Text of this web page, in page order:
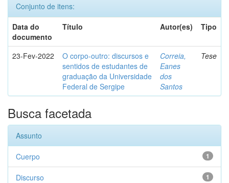
Conjunto de itens:
Data do
documento
Título Autor(es) Tipo
23-Fev-2022
O corpo-outro: discursos e
sentidos de estudantes de
graduação da Universidade
Federal de Sergipe
Correia,
Eanes
dos
Santos
Tese
Busca facetada
Assunto
1
Cuerpo
1
Discurso